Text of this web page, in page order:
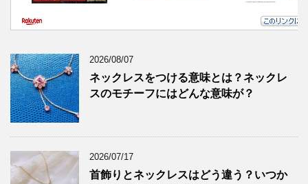
2026/08/07
ネックレスをつける意味とは？ネックレ
スのモチーフにはどんな意味が？
2026/07/17
首飾りとネックレスはどう違う？いつか